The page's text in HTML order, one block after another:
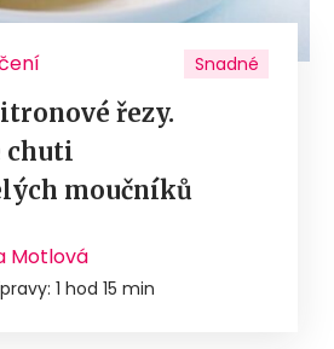
Snadné
řezy.
chuti
moučníků
Motlová
1 hod 15 min